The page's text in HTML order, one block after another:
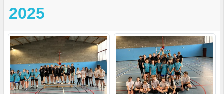
2025